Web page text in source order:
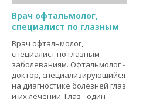
Врач офтальмолог,
специалист по глазным
Врач офтальмолог,
специалист по глазным
заболеваниям. Офтальмолог -
доктор, специализирующийся
на диагностике болезней глаз
и их лечении. Глаз - один